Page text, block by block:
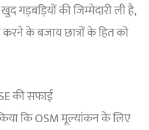
गड़बड़ियों की जिम्मेदारी ली है,
के बजाय छात्रों के हित को
की सफाई
कि OSM मूल्यांकन के लिए